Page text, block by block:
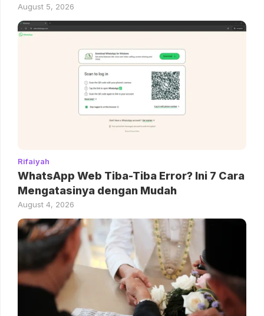
August 5, 2026
Rifaiyah
WhatsApp Web Tiba-Tiba Error? Ini 7 Cara
Mengatasinya dengan Mudah
August 4, 2026